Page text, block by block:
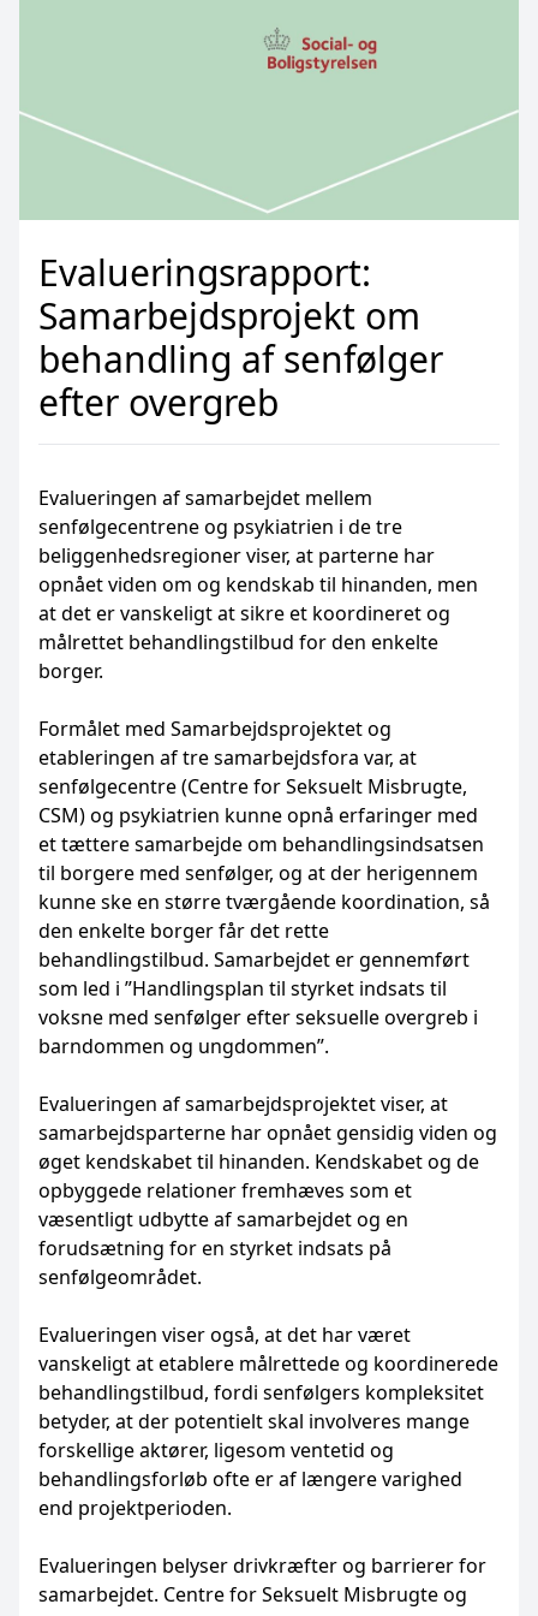
Evalueringsrapport:
Samarbejdsprojekt om
behandling af senfølger
efter overgreb
Evalueringen af samarbejdet mellem
senfølgecentrene og psykiatrien i de tre
beliggenhedsregioner viser, at parterne har
opnået viden om og kendskab til hinanden, men
at det er vanskeligt at sikre et koordineret og
målrettet behandlingstilbud for den enkelte
borger.
Formålet med Samarbejdsprojektet og
etableringen af tre samarbejdsfora var, at
senfølgecentre (Centre for Seksuelt Misbrugte,
CSM) og psykiatrien kunne opnå erfaringer med
et tættere samarbejde om behandlingsindsatsen
til borgere med senfølger, og at der herigennem
kunne ske en større tværgående koordination, så
den enkelte borger får det rette
behandlingstilbud. Samarbejdet er gennemført
som led i ”Handlingsplan til styrket indsats til
voksne med senfølger efter seksuelle overgreb i
barndommen og ungdommen”.
Evalueringen af samarbejdsprojektet viser, at
samarbejdsparterne har opnået gensidig viden og
øget kendskabet til hinanden. Kendskabet og de
opbyggede relationer fremhæves som et
væsentligt udbytte af samarbejdet og en
forudsætning for en styrket indsats på
senfølgeområdet.
Evalueringen viser også, at det har været
vanskeligt at etablere målrettede og koordinerede
behandlingstilbud, fordi senfølgers kompleksitet
betyder, at der potentielt skal involveres mange
forskellige aktører, ligesom ventetid og
behandlingsforløb ofte er af længere varighed
end projektperioden.
Evalueringen belyser drivkræfter og barrierer for
samarbejdet. Centre for Seksuelt Misbrugte og